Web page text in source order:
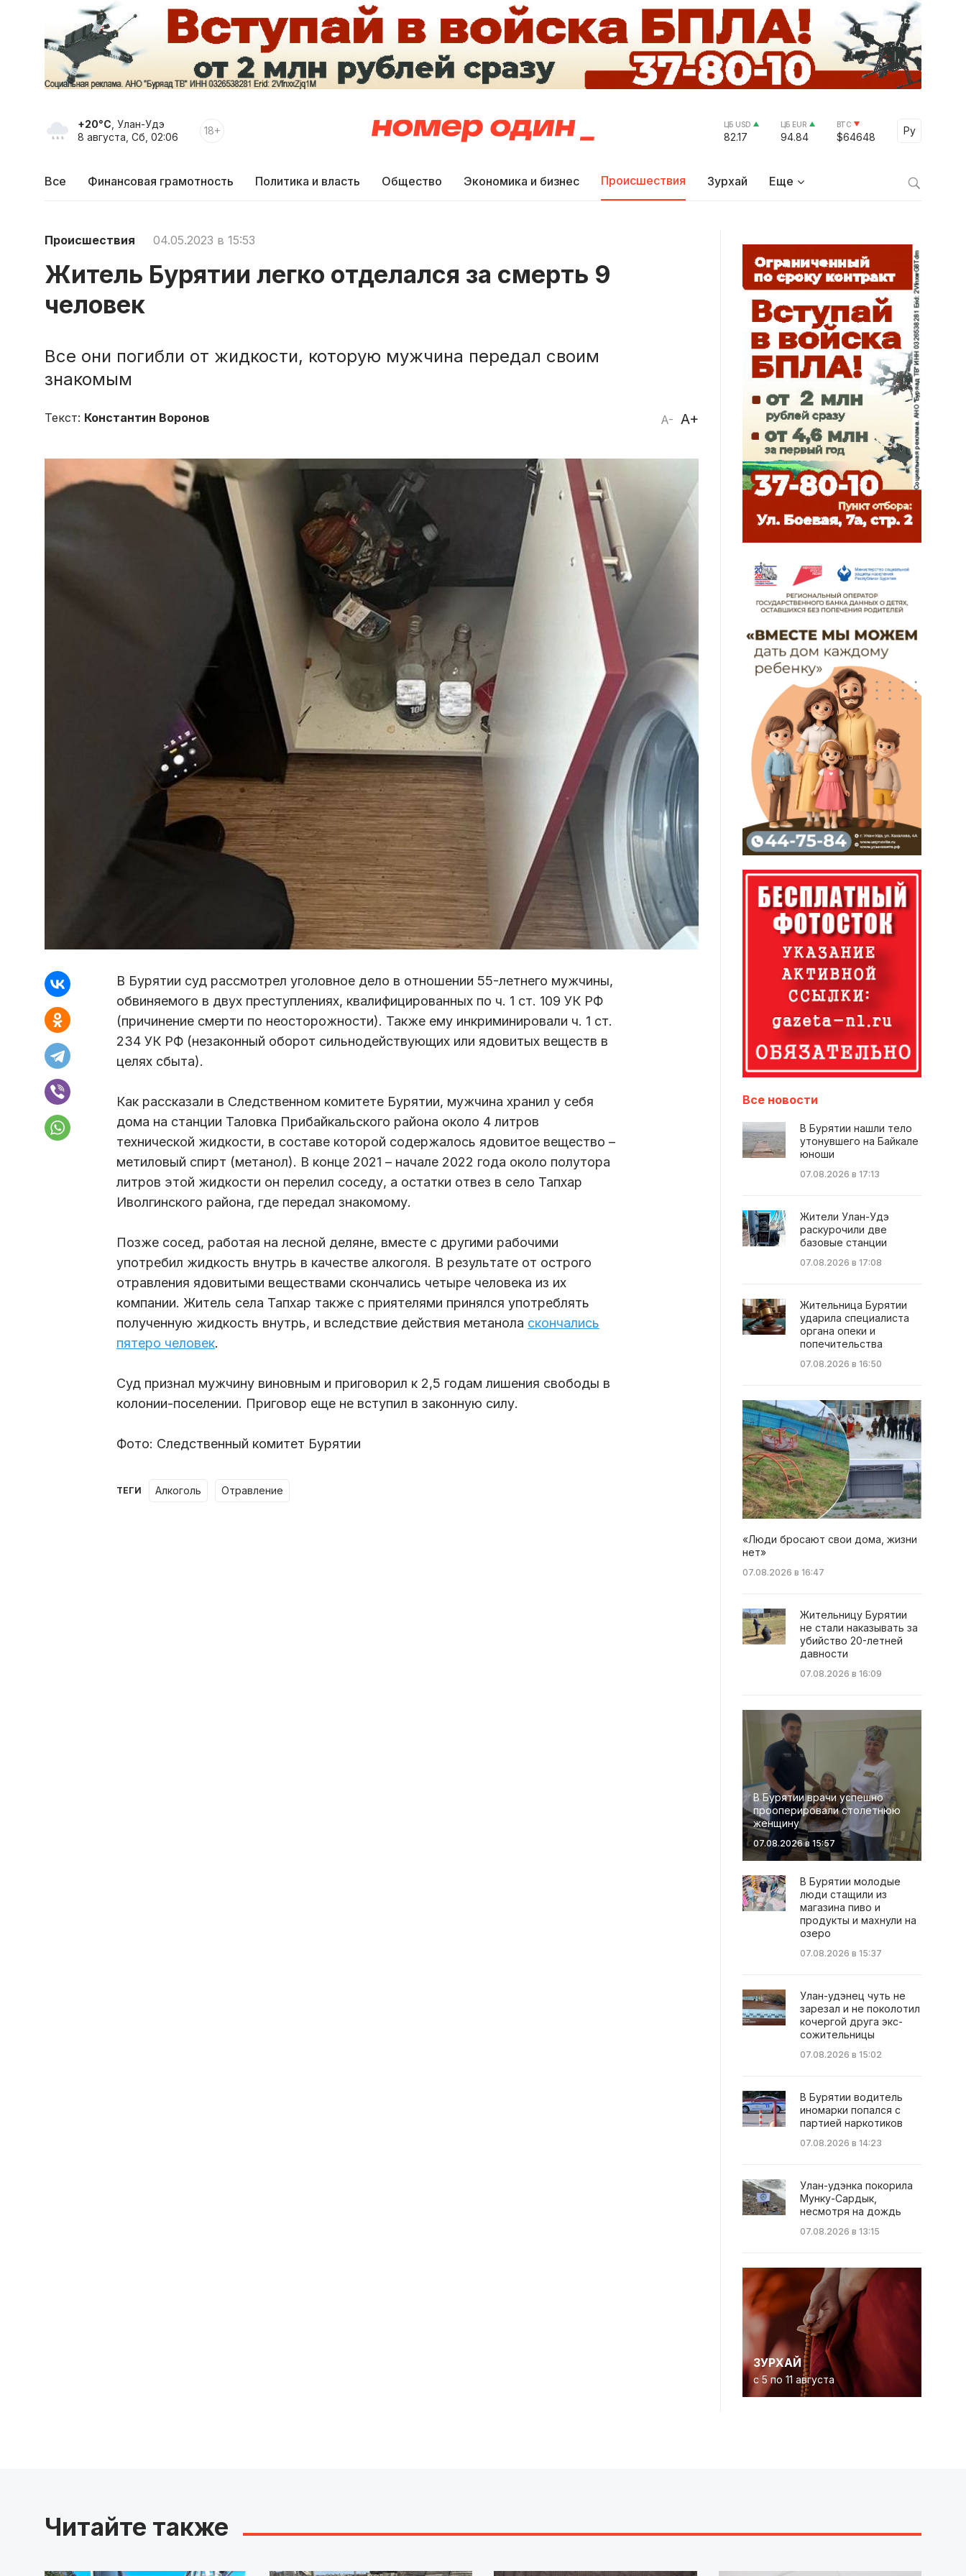
+20°C , Улан-Удэ
8 августа, Сб, 02:06
18+ ЦБ USD
82.17
ЦБ EUR
94.84
BTC
$64648
Ру
Select
Все Финансовая грамотность Политика и власть Общество Экономика и бизнес Происшествия Зурхай Еще
Происшествия 04.05.2023 в 15:53
Житель Бурятии легко отделался за смерть 9
человек
Все они погибли от жидкости, которую мужчина передал своим
знакомым
A- A+
Текст: Константин Воронов
В Бурятии суд рассмотрел уголовное дело в отношении 55-летнего мужчины,
обвиняемого в двух преступлениях, квалифицированных по ч. 1 ст. 109 УК РФ
(причинение смерти по неосторожности). Также ему инкриминировали ч. 1 ст.
234 УК РФ (незаконный оборот сильнодействующих или ядовитых веществ в
целях сбыта).
Как рассказали в Следственном комитете Бурятии, мужчина хранил у себя
дома на станции Таловка Прибайкальского района около 4 литров
технической жидкости, в составе которой содержалось ядовитое вещество –
метиловый спирт (метанол). В конце 2021 – начале 2022 года около полутора
литров этой жидкости он перелил соседу, а остатки отвез в село Тапхар
Иволгинского района, где передал знакомому.
Позже сосед, работая на лесной деляне, вместе с другими рабочими
употребил жидкость внутрь в качестве алкоголя. В результате от острого
отравления ядовитыми веществами скончались четыре человека из их
компании. Житель села Тапхар также с приятелями принялся употреблять
полученную жидкость внутрь, и вследствие действия метанола скончались
пятеро человек.
Суд признал мужчину виновным и приговорил к 2,5 годам лишения свободы в
колонии-поселении. Приговор еще не вступил в законную силу.
Фото: Следственный комитет Бурятии
ТЕГИ алкоголь отравление
Все новости
В Бурятии нашли тело
утонувшего на Байкале
юноши
07.08.2026 в 17:13
Жители Улан-Удэ
раскурочили две
базовые станции
07.08.2026 в 17:08
Жительница Бурятии
ударила специалиста
органа опеки и
попечительства
07.08.2026 в 16:50
«Люди бросают свои дома, жизни
нет»
07.08.2026 в 16:47
Жительницу Бурятии
не стали наказывать за
убийство 20-летней
давности
07.08.2026 в 16:09
В Бурятии врачи успешно
прооперировали столетнюю
женщину
07.08.2026 в 15:57
В Бурятии молодые
люди стащили из
магазина пиво и
продукты и махнули на
озеро
07.08.2026 в 15:37
Улан-удэнец чуть не
зарезал и не поколотил
кочергой друга экс-
сожительницы
07.08.2026 в 15:02
В Бурятии водитель
иномарки попался с
партией наркотиков
07.08.2026 в 14:23
Улан-удэнка покорила
Мунку-Сардык,
несмотря на дождь
07.08.2026 в 13:15
ЗУРХАЙ
с 5 по 11 августа
Читайте также